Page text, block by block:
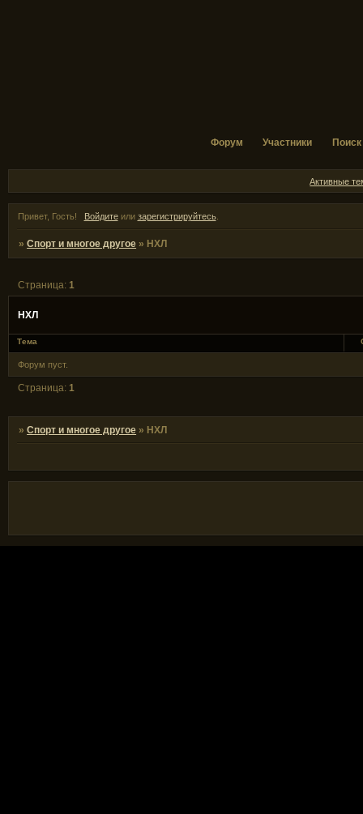
Форум Участники Поиск
Активные
Привет, Гость! Войдитеили зарегистрируйтесь.
»Спорт и многое другое » НХЛ
НХЛ
Страница:1
Тема
Форум пуст.
Страница: 1
»Спорт и многое другое » НХЛ